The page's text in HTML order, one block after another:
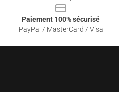
Paiement 100% sécurisé
PayPal / MasterCard / Visa